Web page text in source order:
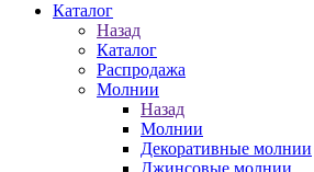
Каталог
Назад
Каталог
Распродажа
Молнии
Назад
Молнии
Декоративные молнии
Джинсовые молнии